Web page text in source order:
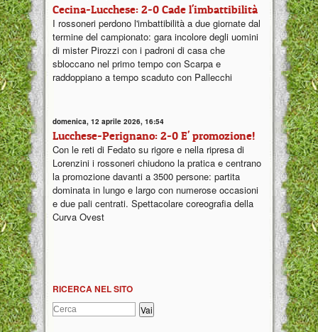
Cecina-Lucchese: 2-0 Cade l'imbattibilità
I rossoneri perdono l'imbattibilità a due giornate dal
termine del campionato: gara incolore degli uomini
di mister Pirozzi con i padroni di casa che
sbloccano nel primo tempo con Scarpa e
raddoppiano a tempo scaduto con Pallecchi
domenica, 12 aprile 2026, 16:54
Lucchese-Perignano: 2-0 E' promozione!
Con le reti di Fedato su rigore e nella ripresa di
Lorenzini i rossoneri chiudono la pratica e centrano
la promozione davanti a 3500 persone: partita
dominata in lungo e largo con numerose occasioni
e due pali centrati. Spettacolare coreografia della
Curva Ovest
RICERCA NEL SITO